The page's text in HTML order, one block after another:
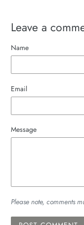
Leave a
Name
Email
Message
Please note, comments